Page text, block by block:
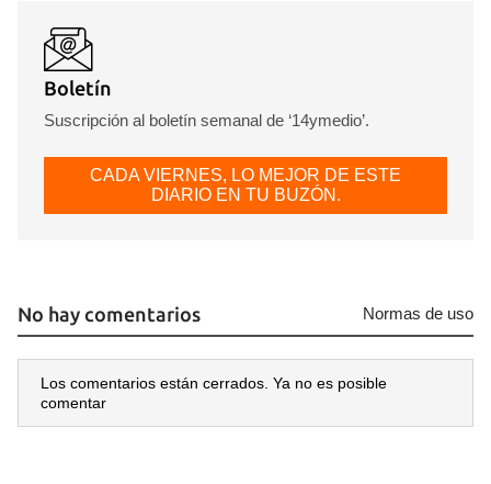
Boletín
Suscripción al boletín semanal de ‘14ymedio’.
CADA VIERNES, LO MEJOR DE ESTE
DIARIO EN TU BUZÓN.
No hay comentarios Normas de uso
Los comentarios están cerrados. Ya no es posible
comentar